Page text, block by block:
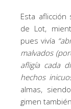
Esta
de Lot,
pues vivía “
malvados
afligía cada
hechos
almas,
gimen